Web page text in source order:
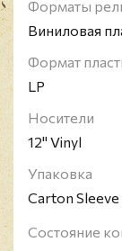
Форматы
Виниловая
Формат
LP
Носители
12" Vinyl
Упаковка
Carton Sleeve
Состояние